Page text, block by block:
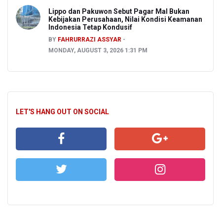
Lippo dan Pakuwon Sebut Pagar Mal Bukan
Kebijakan Perusahaan, Nilai Kondisi Keamanan
Indonesia Tetap Kondusif
BY FAHRURRAZI ASSYAR
MONDAY, AUGUST 3, 2026 1:31 PM
LET'S HANG OUT ON SOCIAL